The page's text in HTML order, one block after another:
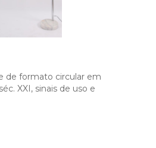
de formato circular em
XXI, sinais de uso e